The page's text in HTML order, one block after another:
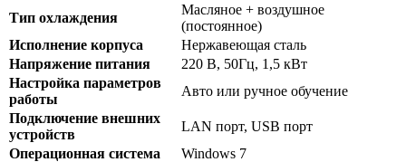
Тип охлаждения
Масляное + воздушное
(постоянное)
Исполнение корпуса
Нержавеющая сталь
Напряжение питания
220 В, 50Гц, 1,5 кВт
Настройка параметров
работы
Авто или ручное обучение
Подключение внешних
устройств
LAN порт, USB порт
Операционная система
Windows 7